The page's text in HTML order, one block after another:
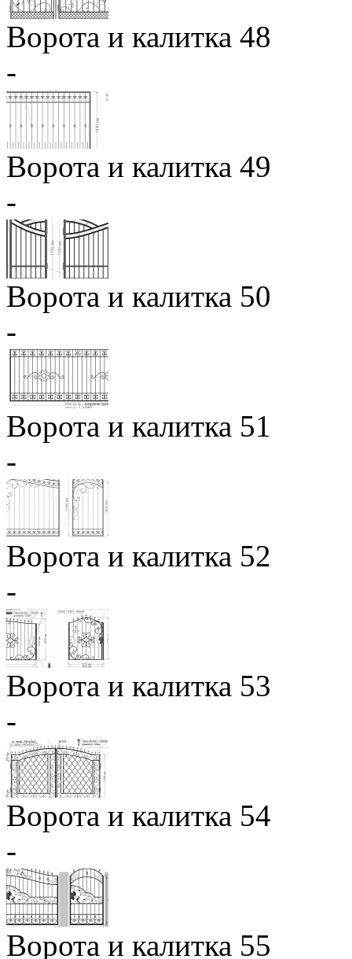
Ворота и калитка 48
-
Ворота и калитка 49
-
Ворота и калитка 50
-
Ворота и калитка 51
-
Ворота и калитка 52
-
Ворота и калитка 53
-
Ворота и калитка 54
-
Ворота и калитка 55